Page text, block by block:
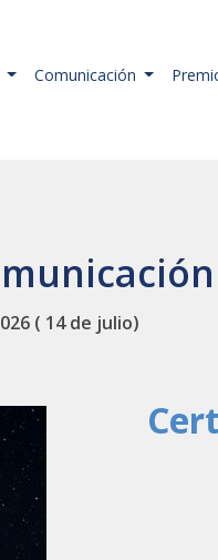
Comunicación
( 14 de julio)